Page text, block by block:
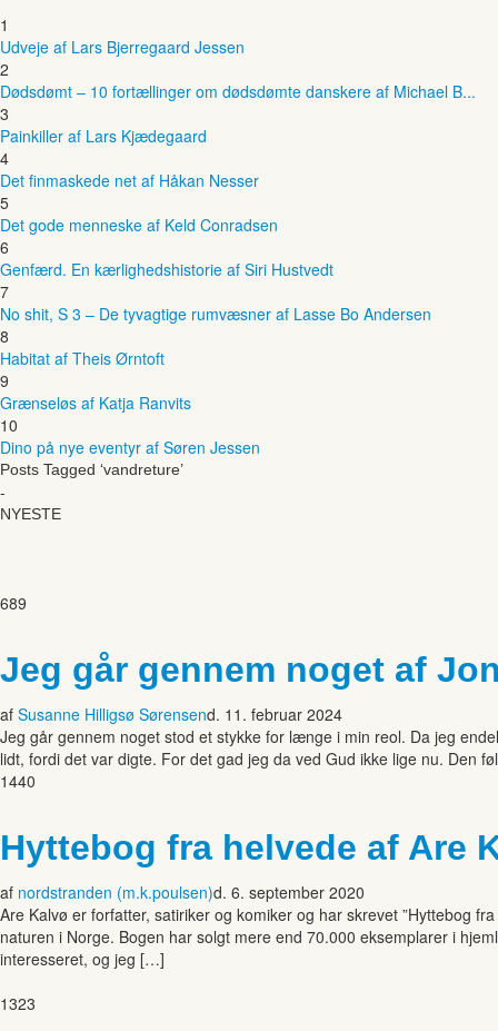
1
Udveje af Lars Bjerregaard Jessen
2
Dødsdømt – 10 fortællinger om dødsdømte danskere af Michael B...
3
Painkiller af Lars Kjædegaard
4
Det finmaskede net af Håkan Nesser
5
Det gode menneske af Keld Conradsen
6
Genfærd. En kærlighedshistorie af Siri Hustvedt
7
No shit, S 3 – De tyvagtige rumvæsner af Lasse Bo Andersen
8
Habitat af Theis Ørntoft
9
Grænseløs af Katja Ranvits
10
Dino på nye eventyr af Søren Jessen
Posts Tagged ‘vandreture’
-
NYESTE
689
Jeg går gennem noget af
af Susanne Hilligsø Sørensend. 11. februar 2024
Jeg går gennem noget stod et stykke for længe i min reol. Da jeg
lidt, fordi det var digte. For det gad jeg da ved Gud ikke lige nu. Den
1440
Hyttebog fra helvede af Are
af nordstranden (m.k.poulsen)d. 6. september 2020
Are Kalvø er forfatter, satiriker og komiker og har skrevet ”Hyttebog
naturen i Norge. Bogen har solgt mere end 70.000 eksemplarer i
interesseret, og jeg […]
1323